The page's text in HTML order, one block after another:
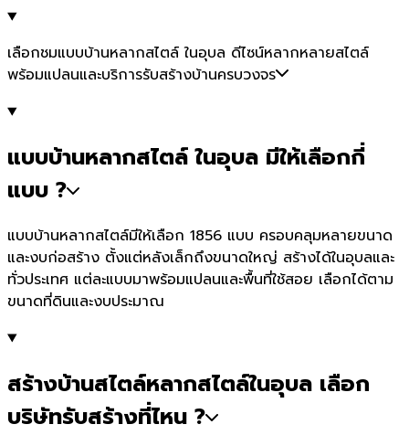
เลือกชมแบบบ้านหลากสไตล์ ในอุบล ดีไซน์หลากหลายสไตล์
พร้อมแปลนและบริการรับสร้างบ้านครบวงจร
แบบบ้านหลากสไตล์ ในอุบล มีให้เลือกกี่
แบบ ?
แบบบ้านหลากสไตล์มีให้เลือก 1856 แบบ ครอบคลุมหลายขนาด
และงบก่อสร้าง ตั้งแต่หลังเล็กถึงขนาดใหญ่ สร้างได้ในอุบลและ
ทั่วประเทศ แต่ละแบบมาพร้อมแปลนและพื้นที่ใช้สอย เลือกได้ตาม
ขนาดที่ดินและงบประมาณ
สร้างบ้านสไตล์หลากสไตล์ในอุบล เลือก
บริษัทรับสร้างที่ไหน ?